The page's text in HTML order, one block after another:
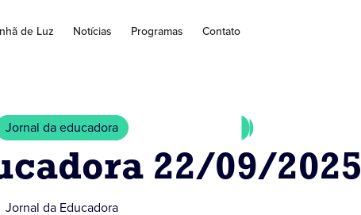
de Luz Notícias Programas Contato
Jornal da educadora
22/09/2025
Jornal da Educadora